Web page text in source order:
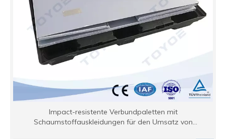
Impact-resistente Verbundpaletten mit
Schaumstoffauskleidungen für den Umsatz von